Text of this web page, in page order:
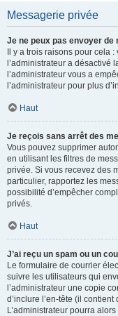
Messagerie privée
Je ne peux pas envoyer de
Il y a trois raisons pour cela
l’administrateur a désactivé
l’administrateur vous a
l’administrateur pour plus
Haut
Je reçois sans arrêt des
Vous pouvez supprimer
en utilisant les filtres de
privée. Si vous recevez des
particulier, rapportez les
possibilité d’empêcher
privés.
Haut
J’ai reçu un spam ou un
Le formulaire de courrier
suivre les utilisateurs qui
l’administrateur une copie
d’inclure l’en-tête (il
L’administrateur pourra